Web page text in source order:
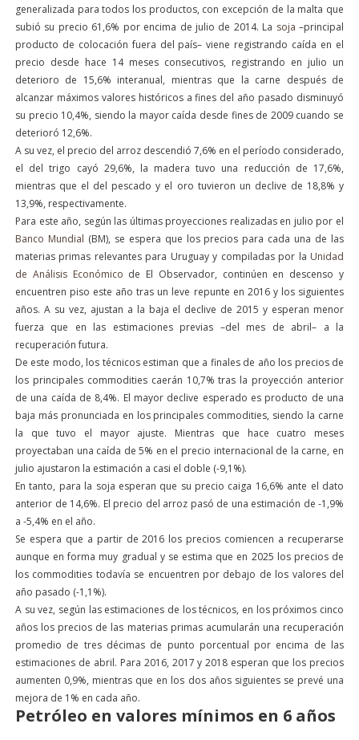
generalizada para todos los productos, con excepción de la malta que
subió su precio 61,6% por encima de julio de 2014. La soja –principal
producto de colocación fuera del país– viene registrando caída en el
precio desde hace 14 meses consecutivos, registrando en julio un
deterioro de 15,6% interanual, mientras que la carne después de
alcanzar máximos valores históricos a fines del año pasado disminuyó
su precio 10,4%, siendo la mayor caída desde fines de 2009 cuando se
deterioró 12,6%.
A su vez, el precio del arroz descendió 7,6% en el período considerado,
el del trigo cayó 29,6%, la madera tuvo una reducción de 17,6%,
mientras que el del pescado y el oro tuvieron un declive de 18,8% y
13,9%, respectivamente.
Para este año, según las últimas proyecciones realizadas en julio por el
Banco Mundial (BM), se espera que los precios para cada una de las
materias primas relevantes para Uruguay y compiladas por la Unidad
de Análisis Económico de El Observador, continúen en descenso y
encuentren piso este año tras un leve repunte en 2016 y los siguientes
años. A su vez, ajustan a la baja el declive de 2015 y esperan menor
fuerza que en las estimaciones previas –del mes de abril– a la
recuperación futura.
De este modo, los técnicos estiman que a finales de año los precios de
los principales commodities caerán 10,7% tras la proyección anterior
de una caída de 8,4%. El mayor declive esperado es producto de una
baja más pronunciada en los principales commodities, siendo la carne
la que tuvo el mayor ajuste. Mientras que hace cuatro meses
proyectaban una caída de 5% en el precio internacional de la carne, en
julio ajustaron la estimación a casi el doble (-9,1%).
En tanto, para la soja esperan que su precio caiga 16,6% ante el dato
anterior de 14,6%. El precio del arroz pasó de una estimación de -1,9%
a -5,4% en el año.
Se espera que a partir de 2016 los precios comiencen a recuperarse
aunque en forma muy gradual y se estima que en 2025 los precios de
los commodities todavía se encuentren por debajo de los valores del
año pasado (-1,1%).
A su vez, según las estimaciones de los técnicos, en los próximos cinco
años los precios de las materias primas acumularán una recuperación
promedio de tres décimas de punto porcentual por encima de las
estimaciones de abril. Para 2016, 2017 y 2018 esperan que los precios
aumenten 0,9%, mientras que en los dos años siguientes se prevé una
mejora de 1% en cada año.
Petróleo en valores mínimos en 6 años